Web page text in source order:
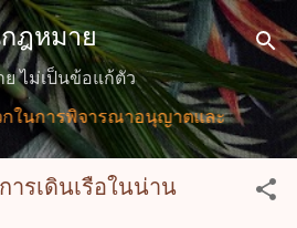
ไปที่เนื้อหาหลัก
ฎหมาย
ไม่เป็นข้อแก้ตัว
พิจารณาอนุญาตและการให้บริการ
รเดินเรือในน่าน